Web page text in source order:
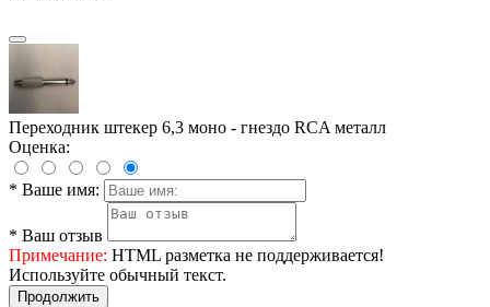
Переходник штекер 6,3 моно - гнездо RCA металл
Оценка:
* Ваше имя:
* Ваш отзыв
Примечание: HTML разметка не поддерживается!
Используйте обычный текст.
Продолжить